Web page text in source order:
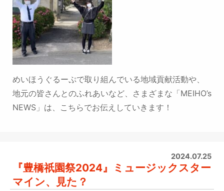
めいほうぐるーぷで取り組んでいる地域貢献活動や、
地元の皆さんとのふれあいなど、 さまざまな「MEIHO’s
NEWS」は、こちらでお伝えしていきます！
2024.07.25
『豊橋祇園祭2024』ミュージックスター
マイン、見た？